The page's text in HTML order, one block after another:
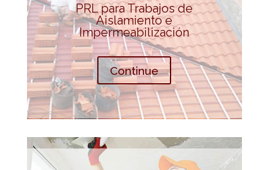
PRL para Trabajos de
Aislamiento e
Impermeabilización
Continue